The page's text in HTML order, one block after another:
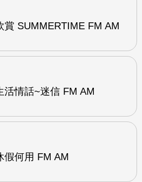
賞 SUMMERTIME FM AM
活情話~迷信 FM AM
假何用 FM AM